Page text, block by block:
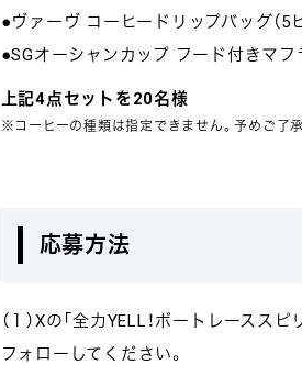
●ヴァーヴ コーヒードリップバッグ（5
●SGオーシャンカップ フード付きマフ
上記4点セットを20名様
※コーヒーの種類は指定できません。予めご了
応募方法
（１）Xの「全力YELL！ボートレースス
フォローしてください。